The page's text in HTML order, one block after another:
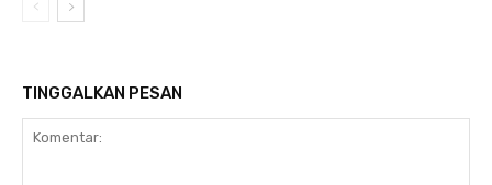
TINGGALKAN PESAN